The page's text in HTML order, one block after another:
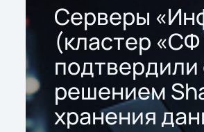
Серверы
(кластер
решением
хранения